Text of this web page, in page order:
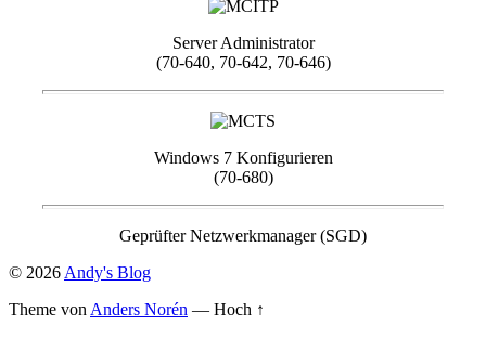
Server Administrator
(70-640, 70-642, 70-646)
Windows 7 Konfigurieren
(70-680)
Geprüfter Netzwerkmanager (SGD)
© 2026 Andy's Blog
Theme von Anders Norén — Hoch ↑